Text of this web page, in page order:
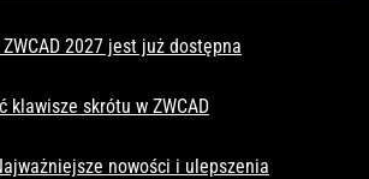
2027 jest już dostępna
klawisze skrótu w ZWCAD
nowości i ulepszenia